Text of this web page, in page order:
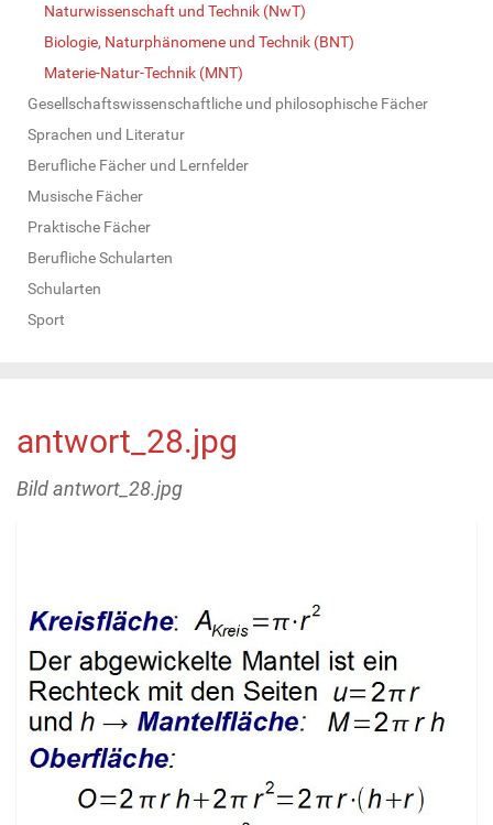
Naturwissenschaft und Technik (NwT)
Biologie, Naturphänomene und Technik (BNT)
Materie-Natur-Technik (MNT)
Gesellschaftswissenschaftliche und philosophische Fächer
Sprachen und Literatur
Berufliche Fächer und Lernfelder
Musische Fächer
Praktische Fächer
Berufliche Schularten
Schularten
Sport
antwort_28.jpg
Bild antwort_28.jpg